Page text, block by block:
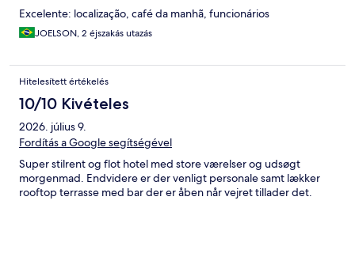
Excelente: localização, café da manhã, funcionários
JOELSON, 2 éjszakás utazás
Hitelesített értékelés
10/10 Kivételes
2026. július 9.
Fordítás a Google segítségével
Super stilrent og flot hotel med store værelser og udsøgt
morgenmad. Endvidere er der venligt personale samt lækker
rooftop terrasse med bar der er åben når vejret tillader det.